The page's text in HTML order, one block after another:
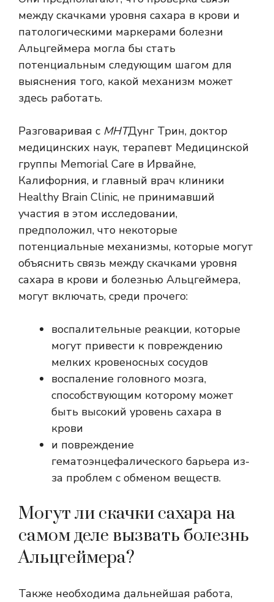
между скачками уровня сахара в крови и
патологическими маркерами болезни
Альцгеймера могла бы стать
потенциальным следующим шагом для
выяснения того, какой механизм может
здесь работать.
Разговаривая с МНТДунг Трин, доктор
медицинских наук, терапевт Медицинской
группы Memorial Care в Ирвайне,
Калифорния, и главный врач клиники
Healthy Brain Clinic, не принимавший
участия в этом исследовании,
предположил, что некоторые
потенциальные механизмы, которые могут
объяснить связь между скачками уровня
сахара в крови и болезнью Альцгеймера,
могут включать, среди прочего:
воспалительные реакции, которые
могут привести к повреждению
мелких кровеносных сосудов
воспаление головного мозга,
способствующим которому может
быть высокий уровень сахара в
крови
и повреждение
гематоэнцефалического барьера из-
за проблем с обменом веществ.
Могут ли скачки сахара на
самом деле вызвать болезнь
Альцгеймера?
Также необходима дальнейшая работа,